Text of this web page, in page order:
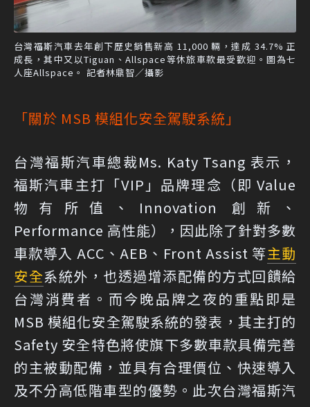
台灣福斯汽車去年創下歷史銷售新高 11,000 輛，達成 34.7% 正
成長，其中又以Tiguan、Allspace等休旅車款最受歡迎。圖為七
人座Allspace。 記者林鼎智／攝影
「關於 MSB 模組化安全駕駛系統」
台灣福斯汽車總裁Ms. Katy Tsang 表示，
福斯汽車主打「VIP」品牌理念（即 Value
物有所值、Innovation 創新、
Performance 高性能），因此除了針對多數
車款導入 ACC、AEB、Front Assist 等主動
安全系統外，也透過增添配備的方式回饋給
台灣消費者。而今晚品牌之夜的重點即是
MSB 模組化安全駕駛系統的發表，其主打的
Safety 安全特色將使旗下多數車款具備完善
的主被動配備，並具有合理價位、快速導入
及不分高低階車型的優勢。此次台灣福斯汽